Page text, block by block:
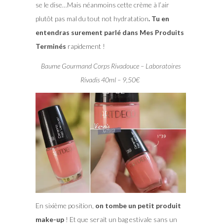
se le dise…Mais néanmoins cette crème à l’air
plutôt pas mal du tout not hydratation. Tu en
entendras surement parlé dans Mes Produits
Terminés rapidement !
Baume Gourmand Corps Rivadouce – Laboratoires
Rivadis 40ml – 9,50€
En sixième position, on tombe un petit produit
make-up! Et que serait un bag estivale sans un